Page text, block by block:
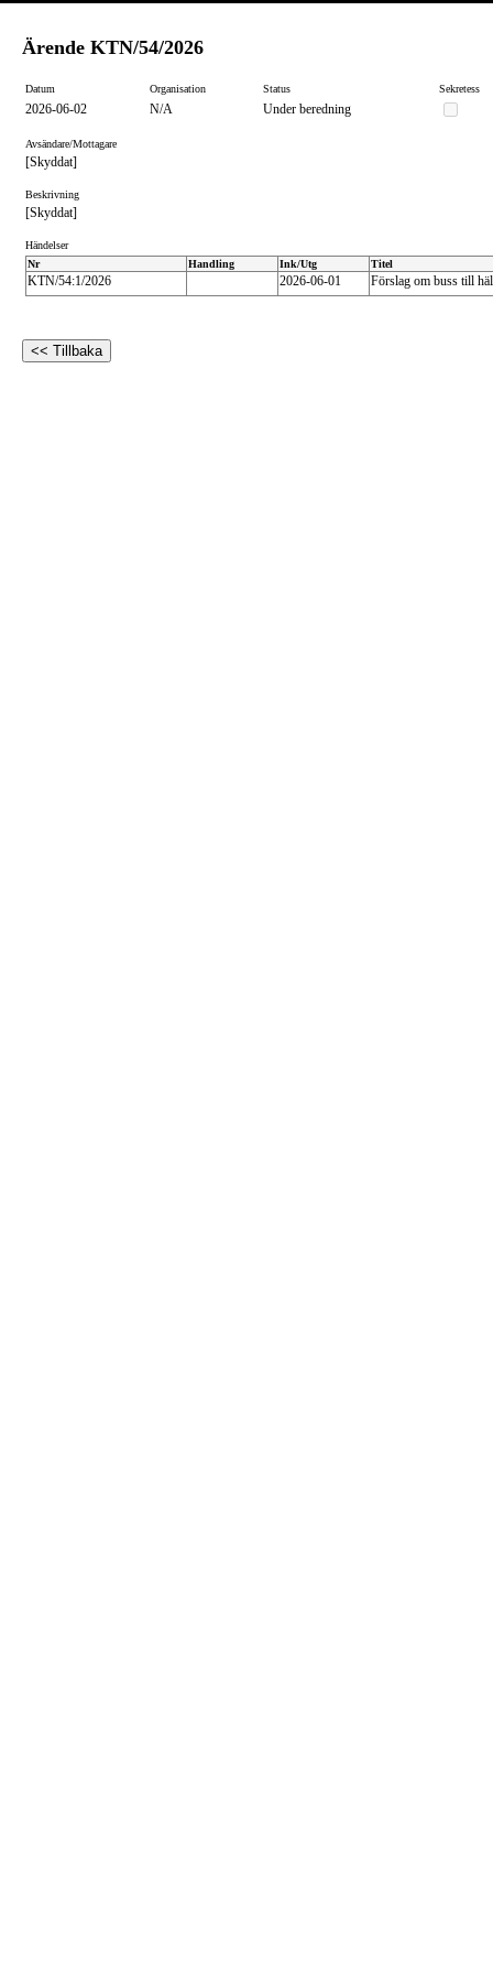
Ärende KTN/54/2026
Datum Organisation Status Sekretess
2026-06-02 N/A Under beredning
Avsändare/Mottagare
[Skyddat]
Beskrivning
[Skyddat]
Händelser
Nr
Handling Ink/Utg Titel
KTN/54:1/2026 2026-06-01 Förslag om buss till